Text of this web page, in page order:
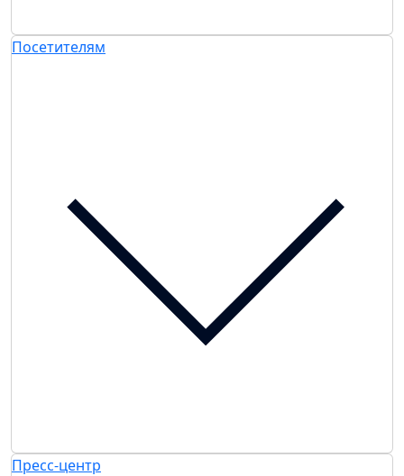
Посетителям
Пресс-центр